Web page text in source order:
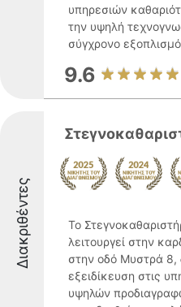
υπηρεσιών
την υψηλή
σύγχρονο
9.6
Διακριθέντες
Το
λειτουργεί στην
στην οδό Μυστρά 8,
εξειδίκευση στις
υψηλών